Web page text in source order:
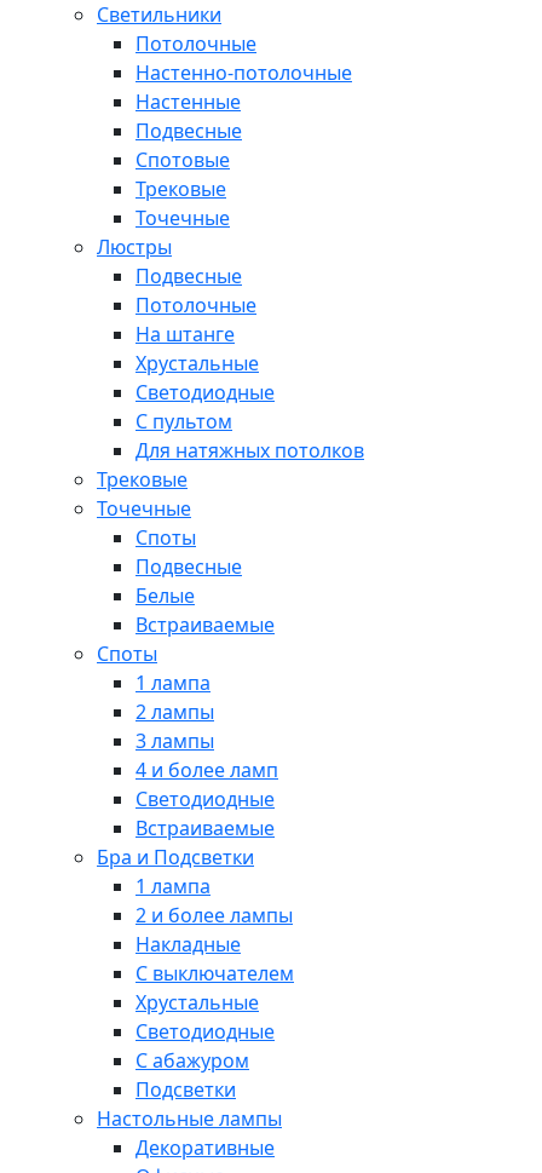
Светильники
Потолочные
Настенно-потолочные
Настенные
Подвесные
Спотовые
Трековые
Точечные
Люстры
Подвесные
Потолочные
На штанге
Хрустальные
Светодиодные
С пультом
Для натяжных потолков
Трековые
Точечные
Споты
Подвесные
Белые
Встраиваемые
Споты
1 лампа
2 лампы
3 лампы
4 и более ламп
Светодиодные
Встраиваемые
Бра и Подсветки
1 лампа
2 и более лампы
Накладные
С выключателем
Хрустальные
Светодиодные
С абажуром
Подсветки
Настольные лампы
Декоративные